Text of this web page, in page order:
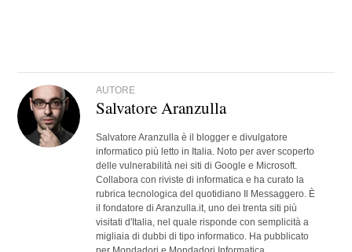
AUTORE
Salvatore Aranzulla
Salvatore Aranzulla è il blogger e divulgatore
informatico più letto in Italia. Noto per aver scoperto
delle vulnerabilità nei siti di Google e Microsoft.
Collabora con riviste di informatica e ha curato la
rubrica tecnologica del quotidiano Il Messaggero. È
il fondatore di Aranzulla.it, uno dei trenta siti più
visitati d'Italia, nel quale risponde con semplicità a
migliaia di dubbi di tipo informatico. Ha pubblicato